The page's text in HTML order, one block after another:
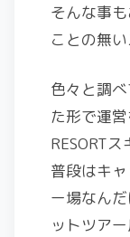
そんな事
ことの無
色々と調
た形で運
RESORTス
普段はキ
ー場なん
ットツア